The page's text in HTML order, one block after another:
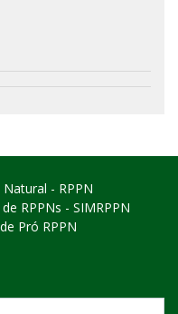
- RPPN
RPPNs - SIMRPPN
Pró RPPN